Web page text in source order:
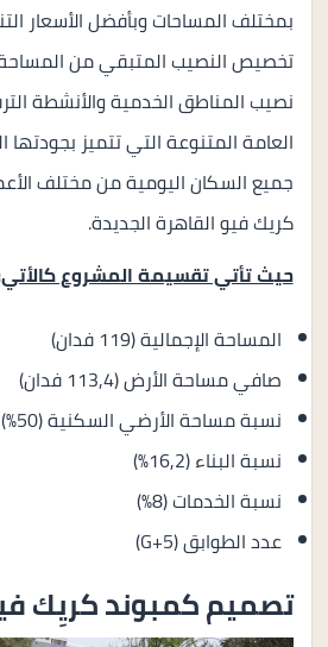
بمختلف المساحات وبأفضل الأسعار
تخصيص النصيب المتبقي من المساحة
نصيب المناطق الخدمية والأنشطة
العامة المتنوعة التي تتميز بجودتها
جميع السكان اليومية من مختلف
كريك فيو القاهرة الجديدة.
حيث تأتي تقسيمة المشروع
المساحة الإجمالية (119 فدان)
صافي مساحة الأرض (113,4 فدان)
نسبة مساحة الأرضي السكنية (50%)
نسبة البناء (16,2%)
نسبة الخدمات (8%)
عدد الطوابق (G+5)
تصميم كمبوند كريِك